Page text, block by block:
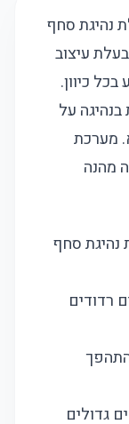
נהיגת סחף
עיצוב
כיוון.
על
מערכת
מהנה
נהיגת סחף
רדודים
גדולים